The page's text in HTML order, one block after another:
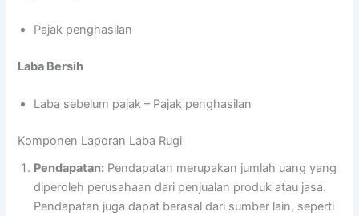
Pajak penghasilan
Laba Bersih
Laba sebelum pajak – Pajak penghasilan
Komponen Laporan Laba Rugi
Pendapatan: Pendapatan merupakan jumlah uang yang
diperoleh perusahaan dari penjualan produk atau jasa.
Pendapatan juga dapat berasal dari sumber lain, seperti